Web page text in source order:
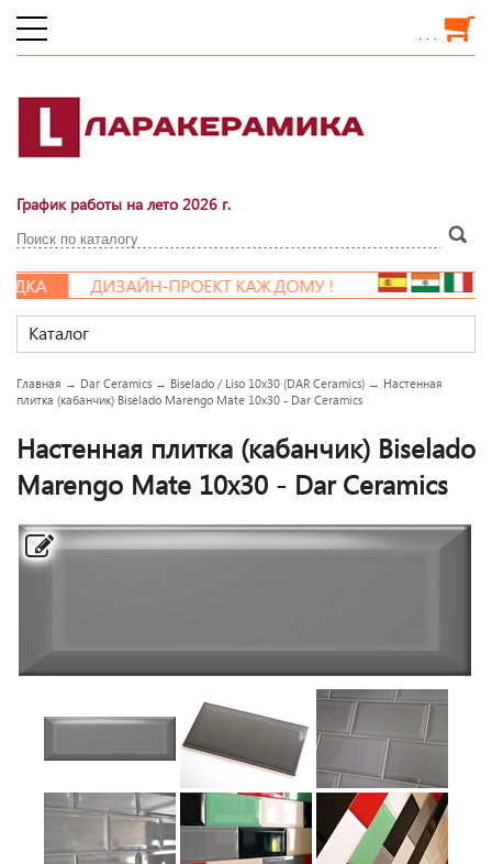
. . .
График работы на лето 2026 г.
ДИЗАЙН-ПРОЕКТ КАЖДОМУ !
Каталог
Главная → Dar Ceramics → Biselado / Liso 10x30 (DAR Ceramics) → Настенная
плитка (кабанчик) Biselado Marengo Mate 10x30 - Dar Ceramics
Настенная плитка (кабанчик) Biselado
Marengo Mate 10x30 - Dar Ceramics